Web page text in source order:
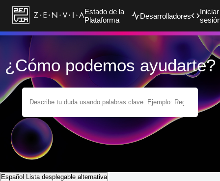
Estado de la
Plataforma
Desarrolladores
Iniciar
¿Cómo podemos ayudarte?
Español Lista desplegable alternativa